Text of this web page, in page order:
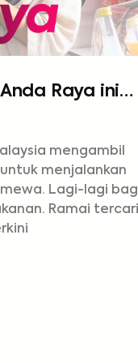
Raya ini
mengambil
menjalankan
Lagi-lagi
Ramai